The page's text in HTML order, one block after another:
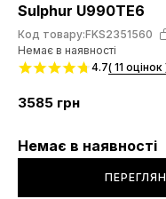
Sulphur U990TE6
Код товару:FKS2351560
Немає в наявності
4.7( 11 оцінок
3585 грн
Немає в наявності